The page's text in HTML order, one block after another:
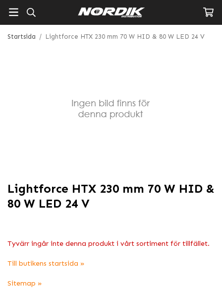
Startsida / Lightforce HTX 230 mm 70 W HID & 80 W LED 24 V
Lightforce HTX 230 mm 70 W HID &
80 W LED 24 V
Tyvärr ingår inte denna produkt i vårt sortiment för tillfället.
Till butikens startsida »
Sitemap »